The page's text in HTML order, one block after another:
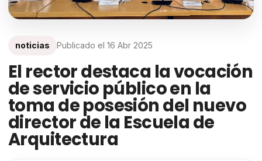
noticias Publicado el 16 Abr 2025
El rector destaca la vocación
de servicio público en la
toma de posesión del nuevo
director de la Escuela de
Arquitectura